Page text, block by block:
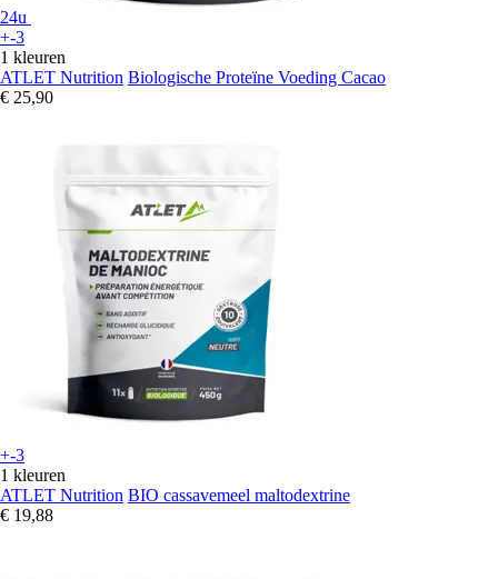
24u
+-3
1 kleuren
ATLET Nutrition Biologische Proteïne Voeding Cacao
€ 25,90
+-3
1 kleuren
ATLET Nutrition BIO cassavemeel maltodextrine
€ 19,88